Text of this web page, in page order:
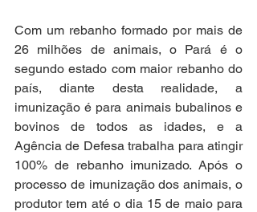
Com um rebanho formado por mais de
26 milhões de animais, o Pará é o
segundo estado com maior rebanho do
país, diante desta realidade, a
imunização é para animais bubalinos e
bovinos de todos as idades, e a
Agência de Defesa trabalha para atingir
100% de rebanho imunizado. Após o
processo de imunização dos animais, o
produtor tem até o dia 15 de maio para